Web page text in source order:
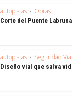
autopistas • Obras
Corte del Puente Labruna
autopistas • Seguridad Vial
Diseño vial que salva